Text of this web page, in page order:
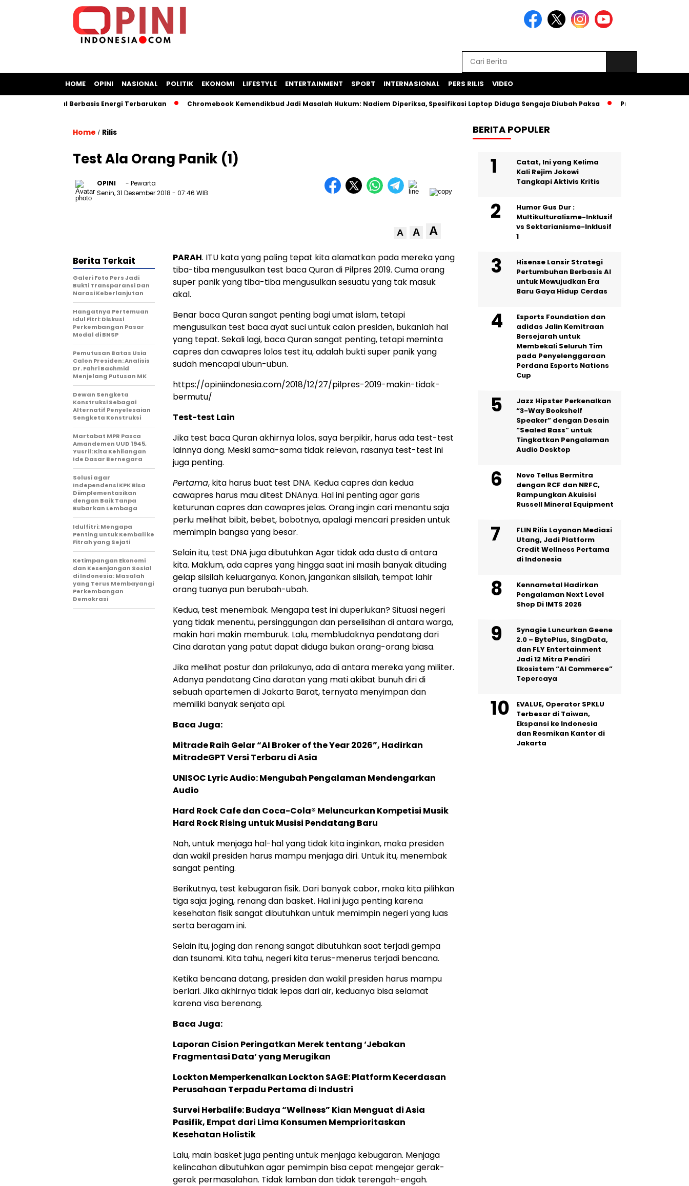
HOME OPINI NASIONAL POLITIK EKONOMI LIFESTYLE ENTERTAINMENT SPORT INTERNASIONAL PERS RILIS VIDEO
Kapal Berbasis Energi Terbarukan Chromebook Kemendikbud Jadi Masalah Hukum: Nadiem Diperiksa, Spesifikasi Laptop Diduga Sengaja Diubah Paksa Proyek Iklan Bank BJB
Home / Rilis
Test Ala Orang Panik (1)
OPINI
- Pewarta
Senin, 31 Desember 2018 - 07:46 WIB
A A A
PARAH. ITU kata yang paling tepat kita alamatkan pada mereka yang
tiba-tiba mengusulkan test baca Quran di Pilpres 2019. Cuma orang
super panik yang tiba-tiba mengusulkan sesuatu yang tak masuk
akal.
Benar baca Quran sangat penting bagi umat islam, tetapi
mengusulkan test baca ayat suci untuk calon presiden, bukanlah hal
yang tepat. Sekali lagi, baca Quran sangat penting, tetapi meminta
capres dan cawapres lolos test itu, adalah bukti super panik yang
sudah mencapai ubun-ubun.
https://opiniindonesia.com/2018/12/27/pilpres-2019-makin-tidak-
bermutu/
Test-test Lain
Jika test baca Quran akhirnya lolos, saya berpikir, harus ada test-test
lainnya dong. Meski sama-sama tidak relevan, rasanya test-test ini
juga penting.
Pertama, kita harus buat test DNA. Kedua capres dan kedua
cawapres harus mau ditest DNAnya. Hal ini penting agar garis
keturunan capres dan cawapres jelas. Orang ingin cari menantu saja
perlu melihat bibit, bebet, bobotnya, apalagi mencari presiden untuk
memimpin bangsa yang besar.
Selain itu, test DNA juga dibutuhkan Agar tidak ada dusta di antara
kita. Maklum, ada capres yang hingga saat ini masih banyak dituding
gelap silsilah keluarganya. Konon, jangankan silsilah, tempat lahir
orang tuanya pun berubah-ubah.
Kedua, test menembak. Mengapa test ini duperlukan? Situasi negeri
yang tidak menentu, persinggungan dan perselisihan di antara warga,
makin hari makin memburuk. Lalu, membludaknya pendatang dari
Cina daratan yang patut dapat diduga bukan orang-orang biasa.
Jika melihat postur dan prilakunya, ada di antara mereka yang militer.
Adanya pendatang Cina daratan yang mati akibat bunuh diri di
sebuah apartemen di Jakarta Barat, ternyata menyimpan dan
memiliki banyak senjata api.
Baca Juga:
Mitrade Raih Gelar “AI Broker of the Year 2026”, Hadirkan
MitradeGPT Versi Terbaru di Asia
UNISOC Lyric Audio: Mengubah Pengalaman Mendengarkan
Audio
Hard Rock Cafe dan Coca-Cola® Meluncurkan Kompetisi Musik
Hard Rock Rising untuk Musisi Pendatang Baru
Nah, untuk menjaga hal-hal yang tidak kita inginkan, maka presiden
dan wakil presiden harus mampu menjaga diri. Untuk itu, menembak
sangat penting.
Berikutnya, test kebugaran fisik. Dari banyak cabor, maka kita pilihkan
tiga saja: joging, renang dan basket. Hal ini juga penting karena
kesehatan fisik sangat dibutuhkan untuk memimpin negeri yang luas
serta beragam ini.
Selain itu, joging dan renang sangat dibutuhkan saat terjadi gempa
dan tsunami. Kita tahu, negeri kita terus-menerus terjadi bencana.
Ketika bencana datang, presiden dan wakil presiden harus mampu
berlari. Jika akhirnya tidak lepas dari air, keduanya bisa selamat
karena visa berenang.
Baca Juga:
Laporan Cision Peringatkan Merek tentang ‘Jebakan
Fragmentasi Data’ yang Merugikan
Lockton Memperkenalkan Lockton SAGE: Platform Kecerdasan
Perusahaan Terpadu Pertama di Industri
Survei Herbalife: Budaya “Wellness” Kian Menguat di Asia
Pasifik, Empat dari Lima Konsumen Memprioritaskan
Kesehatan Holistik
Lalu, main basket juga penting untuk menjaga kebugaran. Menjaga
kelincahan dibutuhkan agar pemimpin bisa cepat mengejar gerak-
gerak permasalahan. Tidak lamban dan tidak terengah-engah.
Berita Terkait
Galeri Foto Pers Jadi
Bukti Transparansi Dan
Narasi Keberlanjutan
Hangatnya Pertemuan
Idul Fitri: Diskusi
Perkembangan Pasar
Modal di BNSP
Pemutusan Batas Usia
Calon Presiden: Analisis
Dr. Fahri Bachmid
Menjelang Putusan MK
Dewan Sengketa
Konstruksi Sebagai
Alternatif Penyelesaian
Sengketa Konstruksi
Martabat MPR Pasca
Amandemen UUD 1945,
Yusril: Kita Kehilangan
Ide Dasar Bernegara
Solusi agar
Independensi KPK Bisa
Diimplementasikan
dengan Baik Tanpa
Bubarkan Lembaga
Idulfitri: Mengapa
Penting untuk Kembali ke
Fitrah yang Sejati
Ketimpangan Ekonomi
dan Kesenjangan Sosial
di Indonesia: Masalah
yang Terus Membayangi
Perkembangan
Demokrasi
BERITA POPULER
Catat, Ini yang Kelima
Kali Rejim Jokowi
Tangkapi Aktivis Kritis
Humor Gus Dur :
Multikulturalisme-Inklusif
vs Sektarianisme-Inklusif
1
Hisense Lansir Strategi
Pertumbuhan Berbasis AI
untuk Mewujudkan Era
Baru Gaya Hidup Cerdas
Esports Foundation dan
adidas Jalin Kemitraan
Bersejarah untuk
Membekali Seluruh Tim
pada Penyelenggaraan
Perdana Esports Nations
Cup
Jazz Hipster Perkenalkan
“3-Way Bookshelf
Speaker” dengan Desain
“Sealed Bass” untuk
Tingkatkan Pengalaman
Audio Desktop
Novo Tellus Bermitra
dengan RCF dan NRFC,
Rampungkan Akuisisi
Russell Mineral Equipment
FLIN Rilis Layanan Mediasi
Utang, Jadi Platform
Credit Wellness Pertama
di Indonesia
Kennametal Hadirkan
Pengalaman Next Level
Shop Di IMTS 2026
Synagie Luncurkan Geene
2.0 – BytePlus, SingData,
dan FLY Entertainment
Jadi 12 Mitra Pendiri
Ekosistem “AI Commerce”
Tepercaya
EVALUE, Operator SPKLU
Terbesar di Taiwan,
Ekspansi ke Indonesia
dan Resmikan Kantor di
Jakarta